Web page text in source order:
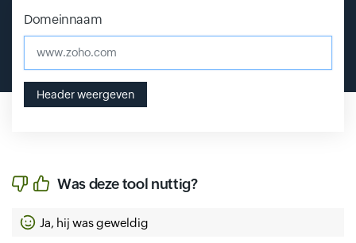
Domeinnaam
Header weergeven
Input field
Input field
Input field
Was deze tool nuttig?
Ja, hij was geweldig